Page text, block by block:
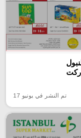
تم النشر في يونيو 17